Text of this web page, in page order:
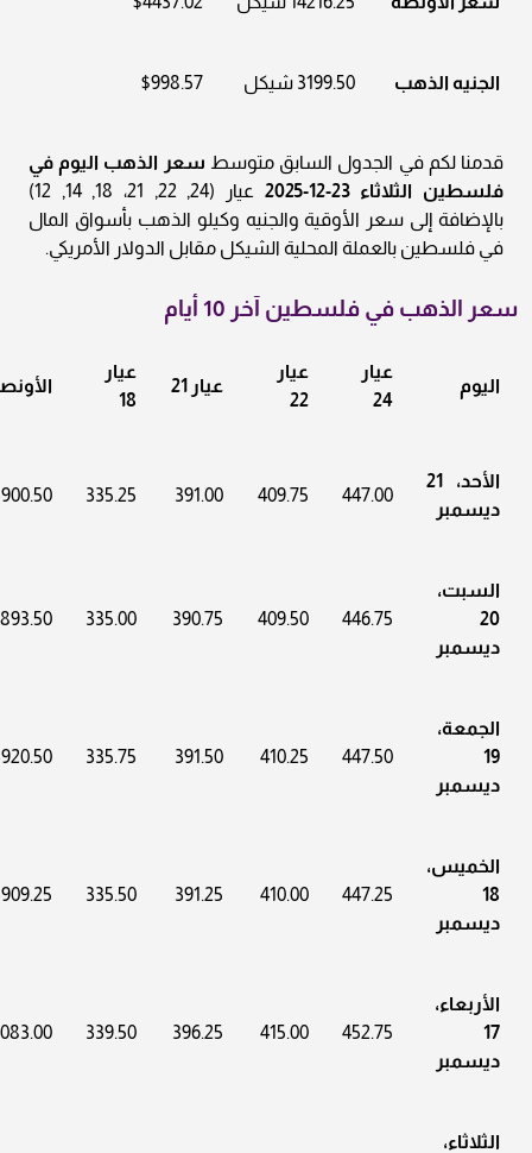
الجنيه الذهب 3199.50 شيكل $998.57
قدمنا لكم في الجدول السابق متوسط سعر الذهب اليوم في
فلسطين الثلاثاء 23-12-2025
عيار (24, 22, 21، 18, 14, 12)
بالإضافة إلى سعر الأوقية والجنيه وكيلو الذهب بأسواق المال
في فلسطين بالعملة المحلية الشيكل مقابل الدولار الأمريكي.
سعر الذهب في فلسطين آخر 10 أيام
اليوم
عيار
24
عيار
22
عيار 21
عيار
18
الأحد، 21
ديسمبر
447.00
409.75
391.00
335.25
السبت،
20
ديسمبر
446.75
409.50
390.75
335.00
الجمعة،
19
ديسمبر
447.50
410.25
391.50
335.75
الخميس،
18
ديسمبر
447.25
410.00
391.25
335.50
الأربعاء،
17
ديسمبر
452.75
415.00
396.25
339.50
الثلاثاء،